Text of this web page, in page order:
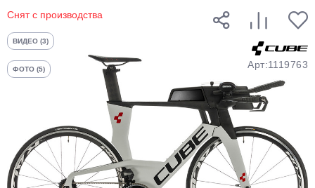
Снят с производства
ВИДЕО (3)
ФОТО (5) Арт:1119763
График платежей
Добавляйте товары
в корзину